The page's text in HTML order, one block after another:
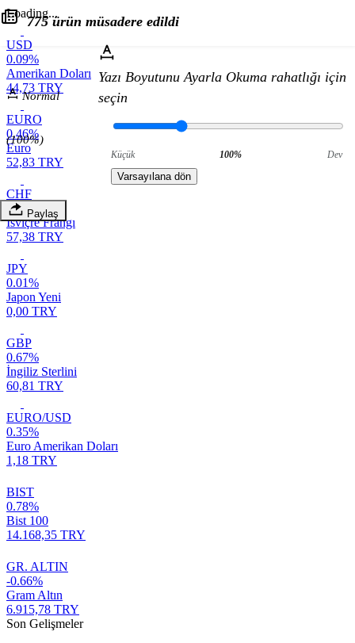
Loading...
USD
0.09%
Amerikan Doları
44,73 TRY
EURO
0.46%
Euro
52,83 TRY
CHF
0.62%
İsviçre Frangı
57,38 TRY
JPY
0.01%
Japon Yeni
0,00 TRY
GBP
0.67%
İngiliz Sterlini
60,81 TRY
EURO/USD
0.35%
Euro Amerikan Doları
1,18 TRY
BIST
0.78%
Bist 100
14.168,35 TRY
GR. ALTIN
-0.66%
Gram Altın
6.915,78 TRY
Son Gelişmeler
775 ürün müsadere edildi
Normal
(100%)
Yazı Boyutunu Ayarla Okuma rahatlığı için
seçin
Küçük 100% Dev
Varsayılana dön
Paylaş